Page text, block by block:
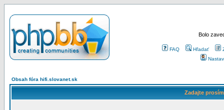
Bolo
FAQ Hľadať
Obsah fóra hifi.slovanet.sk
Zadajte